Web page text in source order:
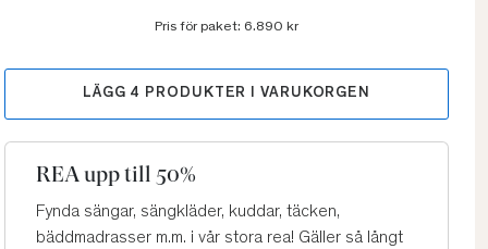
Pris för paket: 6.890 kr
LÄGG 4 PRODUKTER I VARUKORGEN
REA upp till 50%
Fynda sängar, sängkläder, kuddar, täcken,
bäddmadrasser m.m. i vår stora rea! Gäller så långt